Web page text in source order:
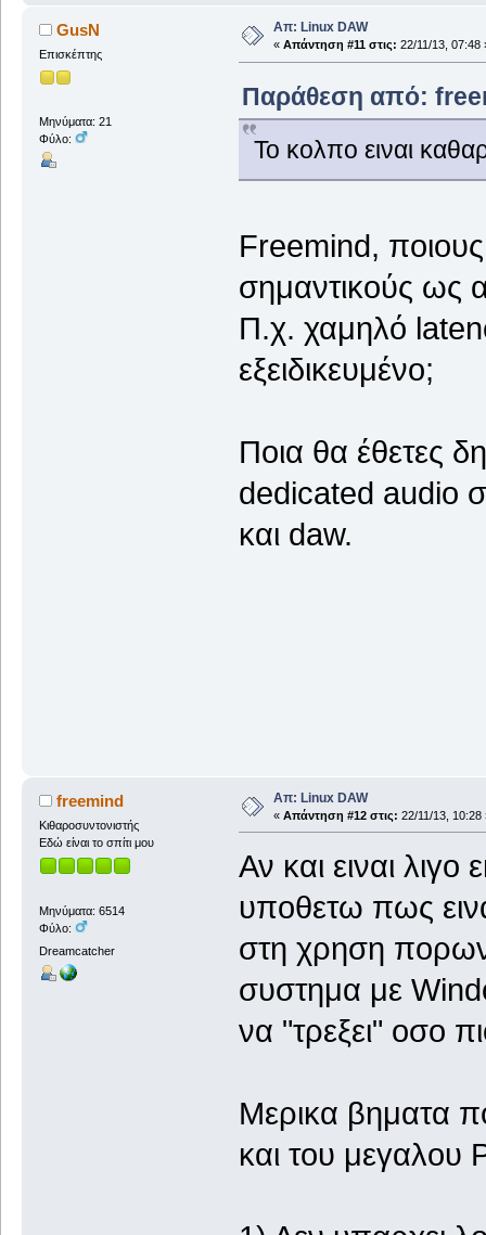
GusN
Επισκέπτης
Μηνύματα: 21
Φύλο:
Απ: Linux DAW
« Απάντηση #11 στις: 22/11/13, 07:48
Παράθεση από:
Το κολπο ειναι
Freemind,
σημαντικούς ως
Π.χ. χαμηλό
εξειδικευμένο;
Ποια θα έθετες
dedicated audio
και daw.
freemind
Κιθαροσυντονιστής
Εδώ είναι το σπίτι μου
Μηνύματα: 6514
Φύλο:
Dreamcatcher
Απ: Linux DAW
« Απάντηση #12 στις: 22/11/13, 10:28
Αν και ειναι
υποθετω πως
στη χρηση
συστημα με
να "τρεξει" οσο
Μερικα βηματα
και του μεγαλου